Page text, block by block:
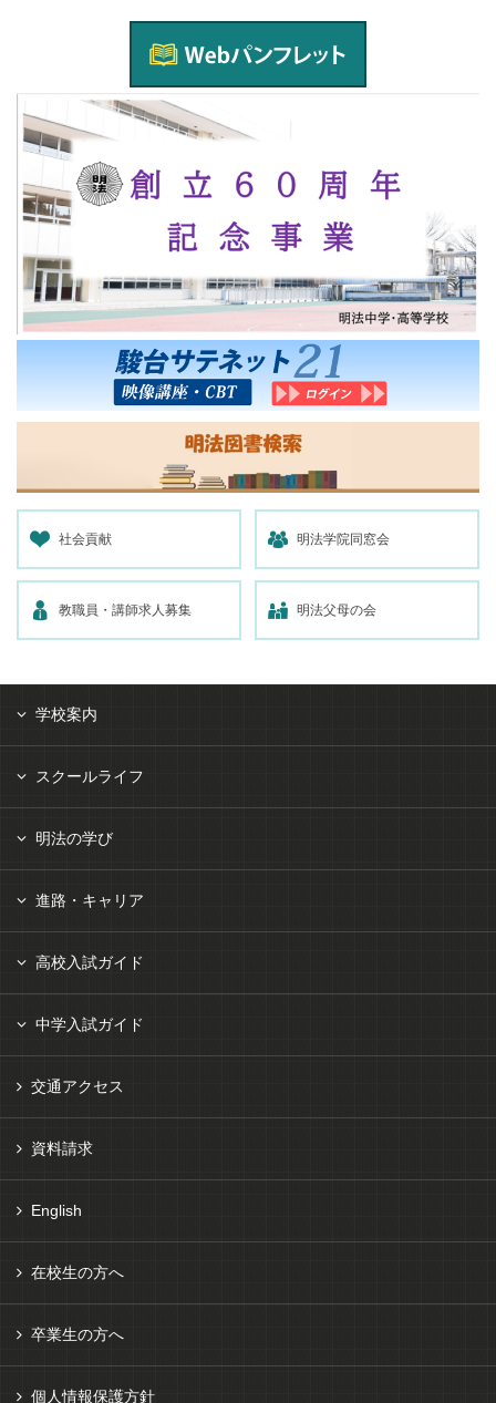
社会貢献 明法学院同窓会
教職員・講師求人募集 明法父母の会
学校案内
スクールライフ
明法の学び
進路・キャリア
高校入試ガイド
中学入試ガイド
交通アクセス
資料請求
English
在校生の方へ
卒業生の方へ
個人情報保護方針